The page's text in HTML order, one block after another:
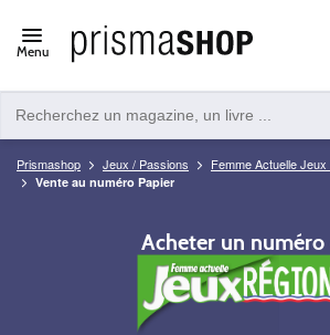
Open/close
navigation
Menu
Prismashop Jeux / Passions Femme Actuelle Jeux
Vente au numéro Papier
Acheter un numéro